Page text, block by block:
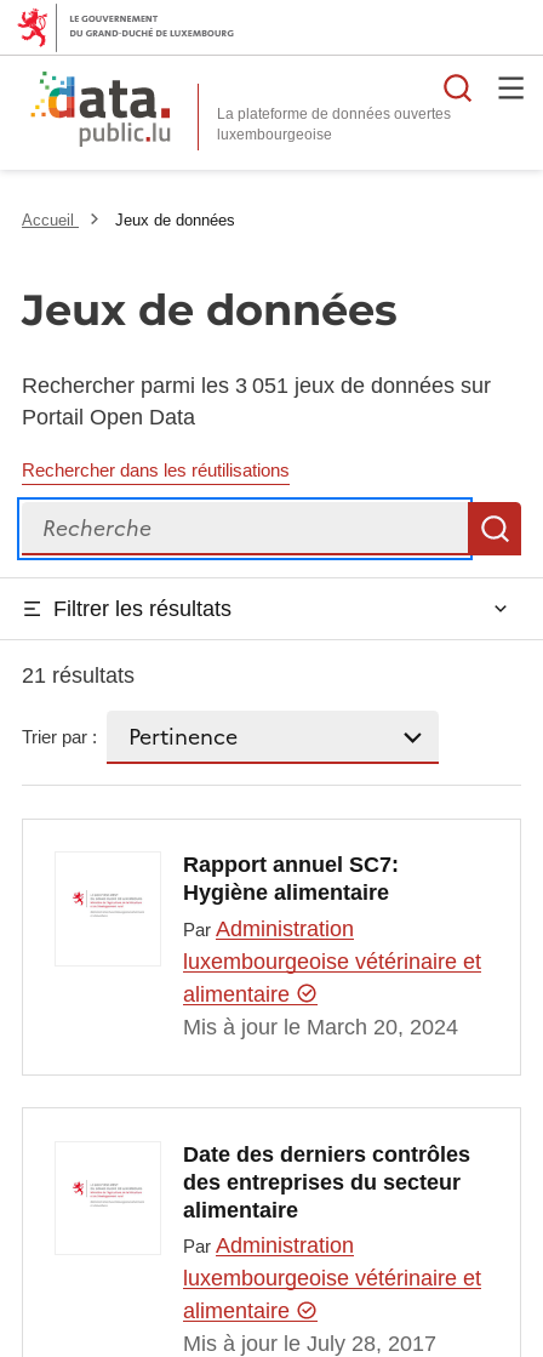
La plateforme de données ouvertes
Accueil Jeux de données
Jeux de données
Rechercher parmi les 3 051 jeux de données sur
Portail Open Data
Rechercher dans les réutilisations
Recherche
Filtrer les résultats
21 résultats
Trier par :
Rapport annuel SC7:
Hygiène alimentaire
Par Administration
luxembourgeoise vétérinaire et
alimentaire
Mis à jour le March 20, 2024
Date des derniers contrôles
des entreprises du secteur
alimentaire
Par Administration
luxembourgeoise vétérinaire et
alimentaire
Mis à jour le July 28, 2017